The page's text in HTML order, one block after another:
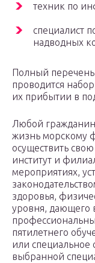
техник по
специалист
надводных
Полный перечень
проводится
их прибытии в
Любой
жизнь морскому
осуществить
институт и
мероприятиях,
здоровья,
уровня, дающего
пятилетнего
или специальное
выбранной